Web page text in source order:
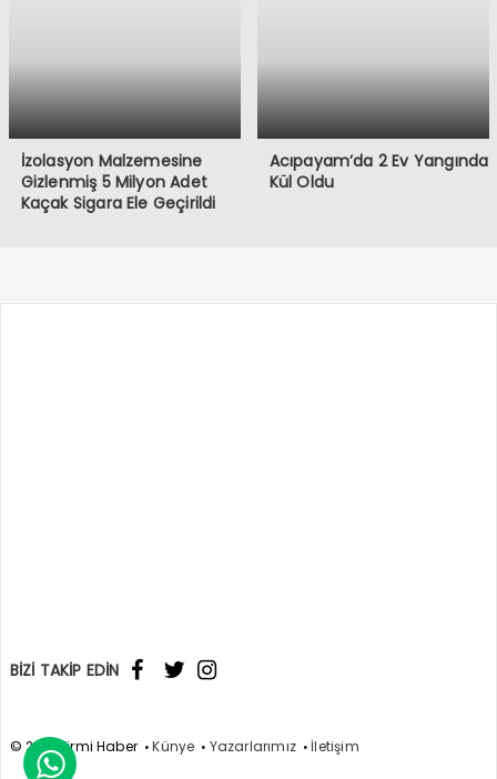
İzolasyon Malzemesine
Gizlenmiş 5 Milyon Adet
Kaçak Sigara Ele Geçirildi
Acıpayam’da 2 Ev Yangında
Kül Oldu
BİZİ TAKİP EDİN
© 2017 Yirmi Haber Künye Yazarlarımız İletişim
